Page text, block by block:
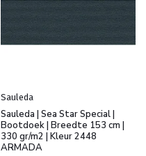
Sauleda
Sauleda | Sea Star Special |
Bootdoek | Breedte 153 cm |
330 gr/m2 | Kleur 2448
ARMADA